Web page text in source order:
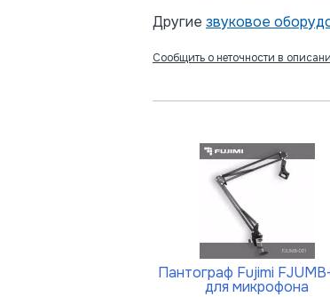
Другие звуковое
Сообщить о неточности в
Пантограф Fujimi
для микрофона